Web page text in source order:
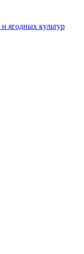
и ягодных культур